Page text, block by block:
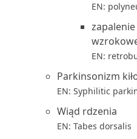
EN:
EN:
Parkinsonizm
EN: Syphilitic
Wiąd rdzenia
EN: Tabes dorsalis